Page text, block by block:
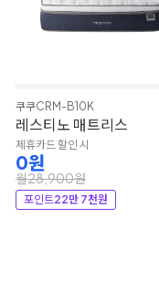
쿠쿠CRM-B10K
레스티노 매트리스
제휴카드 할인 시
0원
월28,900원
포인트22만 7천원